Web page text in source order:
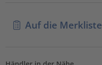
Auf die Merkliste